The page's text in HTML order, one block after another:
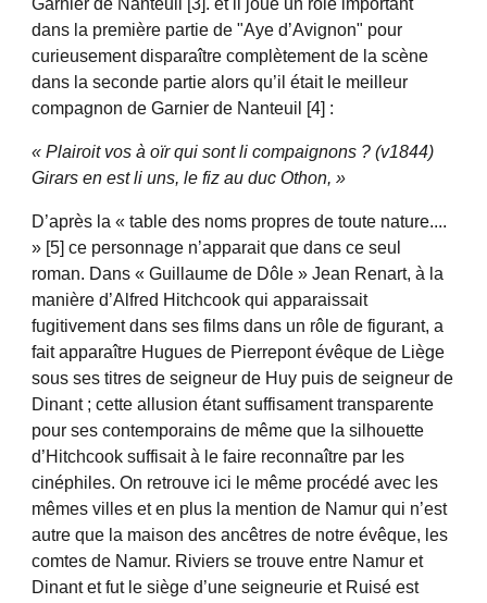
Garnier de Nanteuil [3]. et il joue un rôle important
dans la première partie de "Aye d’Avignon" pour
curieusement disparaître complètement de la scène
dans la seconde partie alors qu’il était le meilleur
compagnon de Garnier de Nanteuil [4] :
« Plairoit vos à oïr qui sont li compaignons ? (v1844)
Girars en est li uns, le fiz au duc Othon, »
D’après la « table des noms propres de toute nature....
» [5] ce personnage n’apparait que dans ce seul
roman. Dans « Guillaume de Dôle » Jean Renart, à la
manière d’Alfred Hitchcook qui apparaissait
fugitivement dans ses films dans un rôle de figurant, a
fait apparaître Hugues de Pierrepont évêque de Liège
sous ses titres de seigneur de Huy puis de seigneur de
Dinant ; cette allusion étant suffisament transparente
pour ses contemporains de même que la silhouette
d’Hitchcook suffisait à le faire reconnaître par les
cinéphiles. On retrouve ici le même procédé avec les
mêmes villes et en plus la mention de Namur qui n’est
autre que la maison des ancêtres de notre évêque, les
comtes de Namur. Riviers se trouve entre Namur et
Dinant et fut le siège d’une seigneurie et Ruisé est